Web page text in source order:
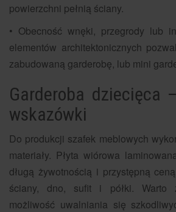
powierzchni pełnią ściany.
• Obecność wnęki, przegrody lub
elementów architektonicznych
zabudowaną garderobę, lub mini
Garderoba dziecięca
wskazówki
Do produkcji szafek meblowych
materiały. Płyta wiórowa
długą żywotnością i przystępną
ściany, dno, sufit i półki. Warto
możliwość uwalniania się